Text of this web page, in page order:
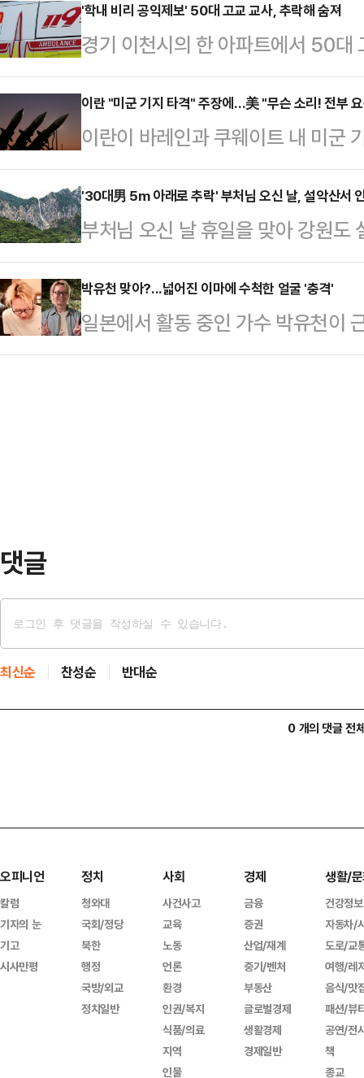
인동부경찰서에 따르면 이날 오전
서 사람이 떨어졌다는 신고가 접수
고, 경찰이 A씨가 거주하던 아파트
씨를 발견했다. 두 사람은 부자 관
로 옮겨져 치료를 받고 있다.경찰은
으로 보고 정…
'학내 비리 공익제보' 50대 고교 교사, 추락해 숨져
경기 이천시의 한 아파트에서 50
찰 등에 따르면 이날 오후 2시께 경
근처에서 50대 고등학교 교사 A씨
견되지 않았으며, 경찰은 CCTV 및
은 없는 것으로 보고 있다.전국교
월께 자신이 속한 학교 관계자의 횡
를 했던 것으로 파악됐다. 그후 관
씨는 직장 …
이란 "미군 기지 타격" 주장에…美 "무슨 소리! 전부
이란이 바레인과 쿠웨이트 내 미군
장하자 미국이 발끈하며 전면 반박
을 모두 요격·격추했으며, 대응 차
공습했다고 밝혔다.2일(현지시간)
란 이슬람혁명수비대(IRGC)는 국
제5함대 기지와 쿠웨이트 내 미 공
발표했다.그러나 미군의 중동 작
곧바로 이를 반박했다.중부…
'30대男 5m 아래로 추락' 부처님 오신 날, 설악산서
부처님 오신 날 휴일을 맞아 강원도
각종 인명사고가 잇따랐다.25일 소
속초 설악동 설악산 울산바위 인근
5m 아래로 추락했다. 이 사고로 A
으며, 다행히 생명에는 지장이 없
박유천 맞아?...넓어진 이마에 수척한 얼굴 '충격'
일본에서 활동 중인 가수 박유천이
자신의 사회관계망서비스(SNS)를
댓글
최신순 찬성순 반대순
0 개의 댓글 전
오피니언
칼럼
기자의 눈
기고
시사만평
정치
청와대
국회/정당
북한
행정
국방/외교
정치일반
사회
사건사고
교육
노동
언론
환경
인권/복지
식품/의료
지역
인물
경제
금융
증권
산업/재계
중기/벤처
부동산
글로벌경제
생활경제
경제일반
생활/
건강정보
자동차/
도로/교
여행/레
음식/맛
패션/뷰
공연/전
책
종교